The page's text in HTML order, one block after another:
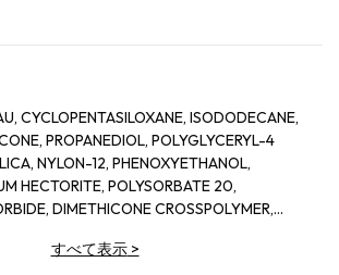
CYCLOPENTASILOXANE, ISODODECANE,
PROPANEDIOL, POLYGLYCERYL-4
NYLON-12, PHENOXYETHANOL,
HECTORITE, POLYSORBATE 20,
DIMETHICONE CROSSPOLYMER,
ARGININE PCA, ALUMINUM HYDROXIDE,
すべて表示>